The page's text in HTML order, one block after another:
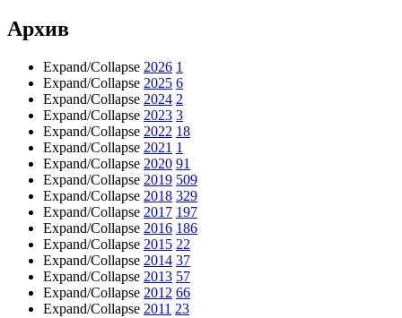
Архив
Expand/Collapse 2026 1
Expand/Collapse 2025 6
Expand/Collapse 2024 2
Expand/Collapse 2023 3
Expand/Collapse 2022 18
Expand/Collapse 2021 1
Expand/Collapse 2020 91
Expand/Collapse 2019 509
Expand/Collapse 2018 329
Expand/Collapse 2017 197
Expand/Collapse 2016 186
Expand/Collapse 2015 22
Expand/Collapse 2014 37
Expand/Collapse 2013 57
Expand/Collapse 2012 66
Expand/Collapse 2011 23